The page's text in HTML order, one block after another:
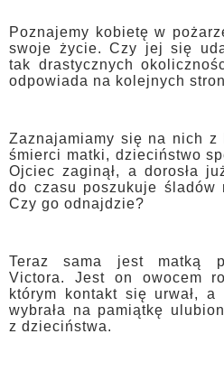
Poznajemy kobietę w
swoje życie. Czy jej się
tak drastycznych
odpowiada na kolejnych
Zaznajamiamy się na nich z
śmierci matki, dzieciństwo
Ojciec zaginął, a dorosła
do czasu poszukuje śladów
Czy go odnajdzie?
Teraz sama jest matką
Victora. Jest on owocem
którym kontakt się urwał,
wybrała na pamiątkę
z dzieciństwa.